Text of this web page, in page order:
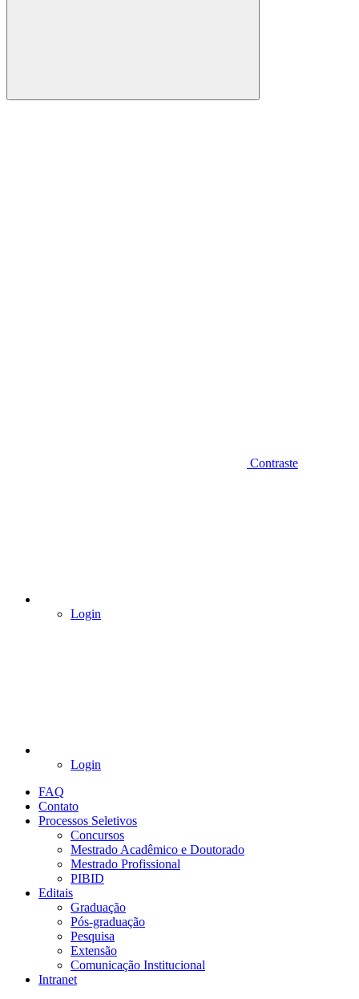
Buscar
Contraste
Login
Login
FAQ
Contato
Processos Seletivos
Concursos
Mestrado Acadêmico e Doutorado
Mestrado Profissional
PIBID
Editais
Graduação
Pós-graduação
Pesquisa
Extensão
Comunicação Institucional
Intranet